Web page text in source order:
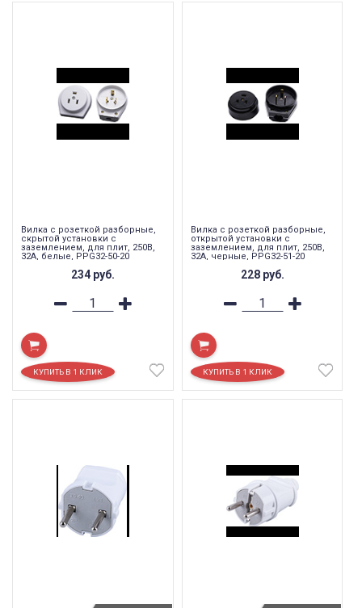
Вилка с розеткой разборные,
скрытой установки с
заземлением, для плит, 250В,
32А, белые, PPG32-50-20
234 руб.
Вилка с розеткой разборные,
открытой установки с
заземлением, для плит, 250В,
32А, черные, PPG32-51-20
228 руб.